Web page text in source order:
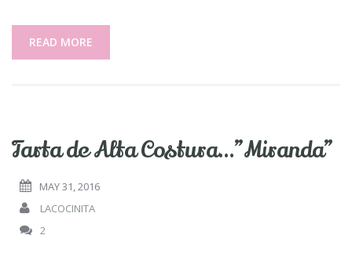
READ MORE
Tarta de Alta Costura…”Miranda”
MAY 31, 2016
LACOCINITA
2